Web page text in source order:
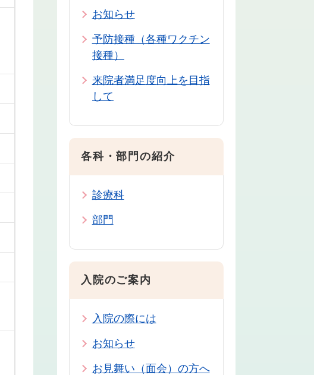
お知らせ
予防接種（各種ワクチン
接種）
来院者満足度向上を目指
して
各科・部門の紹介
診療科
部門
入院のご案内
入院の際には
お知らせ
お見舞い（面会）の方へ